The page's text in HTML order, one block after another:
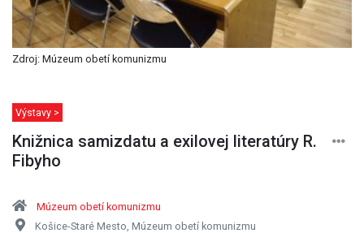
Zdroj: Múzeum obetí komunizmu
Výstavy >
Knižnica samizdatu a exilovej literatúry R.
Fibyho
Múzeum obetí komunizmu
Košice-Staré Mesto, Múzeum obetí komunizmu